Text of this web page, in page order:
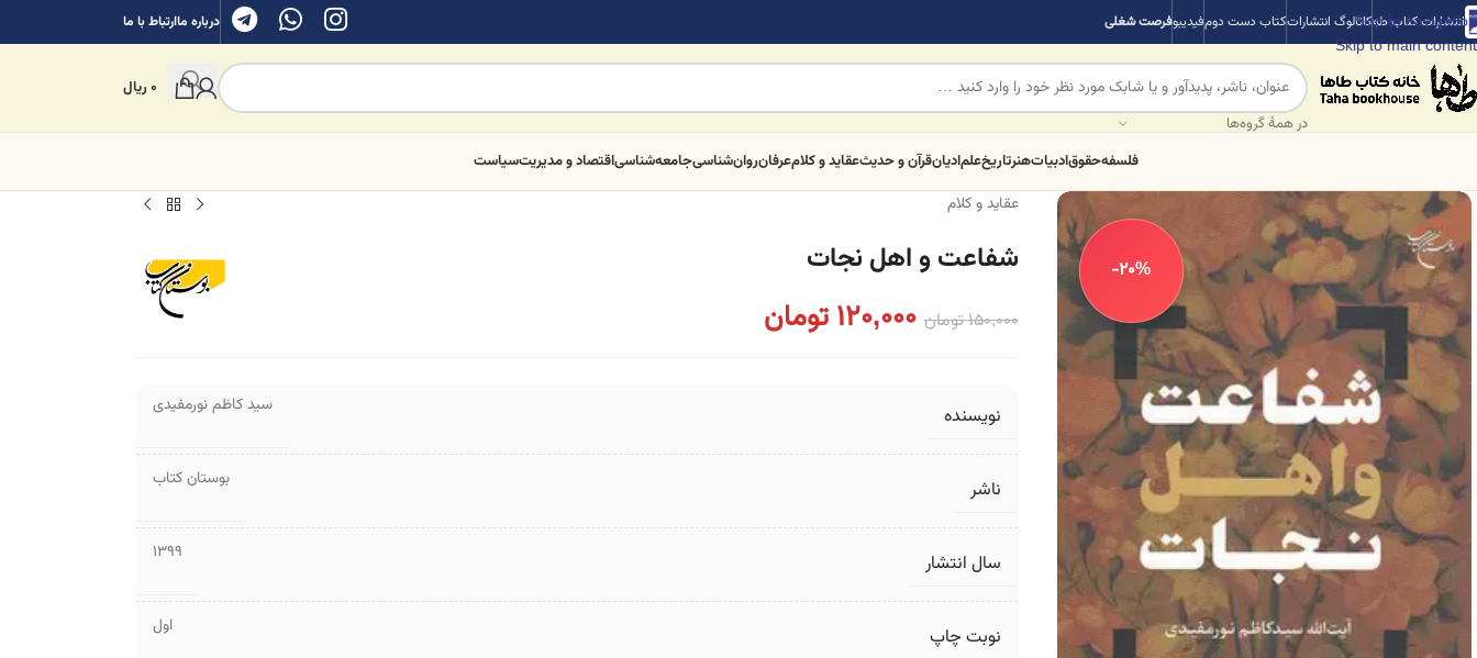
Skip to navigation
Skip to main content
انتشارات کتاب طهکاتالوگ انتشاراتکتاب دست دومفیدیبوفرصت شغلی درباره ماارتباط با ما
در همهٔ گروه‌ها
0ریال
فلسفهحقوقادبیاتهنرتاریخعلمادیانقرآن و حدیثعقاید و کلامعرفانروان‌شناسیجامعه‌شناسیاقتصاد و مدیریتسیاست
-20%
عقاید و کلام
شفاعت و اهل نجات
150,000تومان 120,000 تومان
نویسنده سید کاظم نورمفیدی
ناشر بوستان کتاب
سال انتشار 1399
نوبت چاپ اول